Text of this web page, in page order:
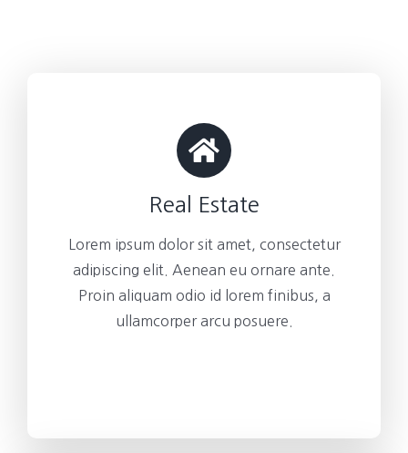
Real Estate
Lorem ipsum dolor sit amet, consectetur
adipiscing elit. Aenean eu ornare ante.
Proin aliquam odio id lorem finibus, a
ullamcorper arcu posuere.